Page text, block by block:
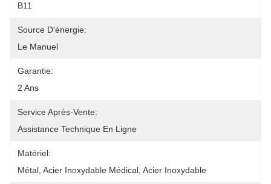
B11
Source D'énergie:
Le Manuel
Garantie:
2 Ans
Service Après-Vente:
Assistance Technique En Ligne
Matériel:
Métal, Acier Inoxydable Médical, Acier Inoxydable